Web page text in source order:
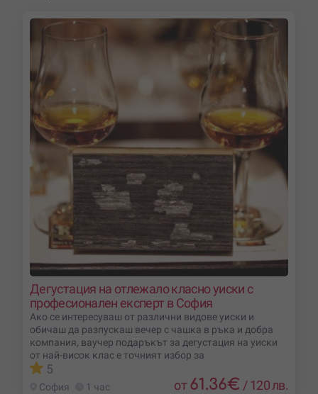
Дегустация на отлежало класно уиски с
професионален експерт в София
Ако се интересуваш от различни видове уиски и
обичаш да разпускаш вечер с чашка в ръка и добра
компания, ваучер подаръкът за дегустация на уиски
от най-висок клас е точният избор за
5
София 1 час от 61.36€ /120 лв.